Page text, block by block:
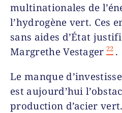
multinationales de
l’hydrogène vert. Ces
sans aides d’État
Margrethe Vestager 22 .
Le manque
est aujourd’hui
production d’acier